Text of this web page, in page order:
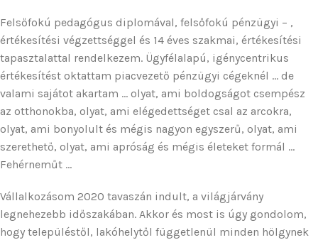
Felsőfokú pedagógus diplomával, felsőfokú pénzügyi – ,
értékesítési végzettséggel és 14 éves szakmai, értékesítési
tapasztalattal rendelkezem. Ügyfélalapú, igénycentrikus
értékesítést oktattam piacvezető pénzügyi cégeknél … de
valami sajátot akartam … olyat, ami boldogságot csempész
az otthonokba, olyat, ami elégedettséget csal az arcokra,
olyat, ami bonyolult és mégis nagyon egyszerű, olyat, ami
szerethető, olyat, ami apróság és mégis életeket formál …
Fehérneműt …
Vállalkozásom 2020 tavaszán indult, a világjárvány
legnehezebb időszakában. Akkor és most is úgy gondolom,
hogy településtől, lakóhelytől függetlenül minden hölgynek